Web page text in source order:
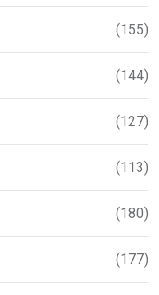
(155)
(144)
(127)
(113)
(180)
(177)